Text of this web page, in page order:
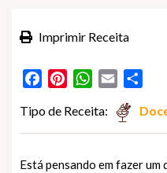
Imprimir Receita
FacebookPinterestWhatsApp
Email
Tipo de Receita:
Está pensando em fazer